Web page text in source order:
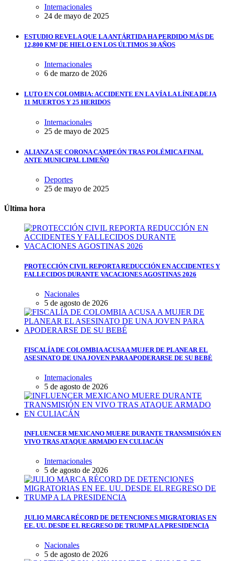
Internacionales
24 de mayo de 2025
ESTUDIO REVELA QUE LA ANTÁRTIDA HA PERDIDO MÁS DE
12,800 KM² DE HIELO EN LOS ÚLTIMOS 30 AÑOS
Internacionales
6 de marzo de 2026
LUTO EN COLOMBIA: ACCIDENTE EN LA VÍA LA LÍNEA DEJA
11 MUERTOS Y 25 HERIDOS
Internacionales
25 de mayo de 2025
ALIANZA SE CORONA CAMPEÓN TRAS POLÉMICA FINAL
ANTE MUNICIPAL LIMEÑO
Deportes
25 de mayo de 2025
Última hora
PROTECCIÓN CIVIL REPORTA REDUCCIÓN EN ACCIDENTES Y
FALLECIDOS DURANTE VACACIONES AGOSTINAS 2026
Nacionales
5 de agosto de 2026
FISCALÍA DE COLOMBIA ACUSA A MUJER DE PLANEAR EL
ASESINATO DE UNA JOVEN PARA APODERARSE DE SU BEBÉ
Internacionales
5 de agosto de 2026
INFLUENCER MEXICANO MUERE DURANTE TRANSMISIÓN EN
VIVO TRAS ATAQUE ARMADO EN CULIACÁN
Internacionales
5 de agosto de 2026
JULIO MARCA RÉCORD DE DETENCIONES MIGRATORIAS EN
EE. UU. DESDE EL REGRESO DE TRUMP A LA PRESIDENCIA
Nacionales
5 de agosto de 2026